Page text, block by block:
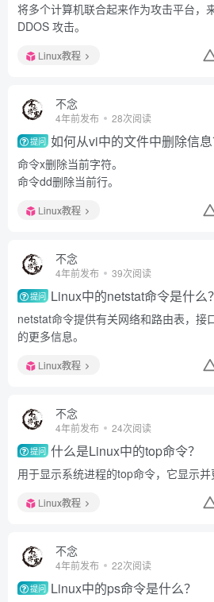
将多个计算机联合起来作为攻击平台，
DDOS 攻击。
Linux教程
不念
4年前发布 28次阅读
提问 如何从vi中的文件中删除信息
命令x删除当前字符。
命令dd删除当前行。
Linux教程
不念
4年前发布 39次阅读
提问 Linux中的netstat命令是什么？
netstat命令提供有关网络和路由表，接
的更多信息。
Linux教程
不念
4年前发布 24次阅读
提问 什么是Linux中的top命令？
用于显示系统进程的top命令，它显示并
Linux教程
不念
4年前发布 22次阅读
提问 Linux中的ps命令是什么？